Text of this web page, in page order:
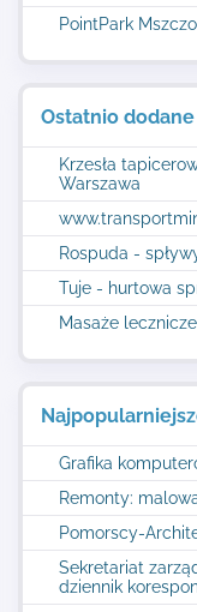
PointPark
Ostatnio dodane
Krzesła
Warszawa
Rospuda -
Tuje - hurtowa
Masaże
Grafika
Remonty:
Pomorscy-
Sekretariat
dziennik